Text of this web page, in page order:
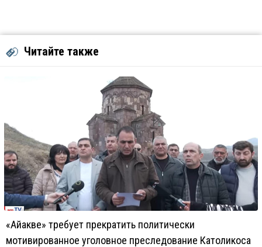
Читайте также
«Айакве» требует прекратить политически
мотивированное уголовное преследование Католикоса